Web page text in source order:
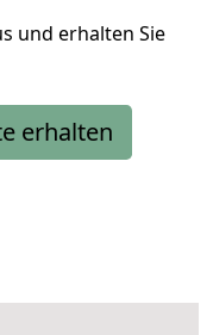
und erhalten Sie
erhalten